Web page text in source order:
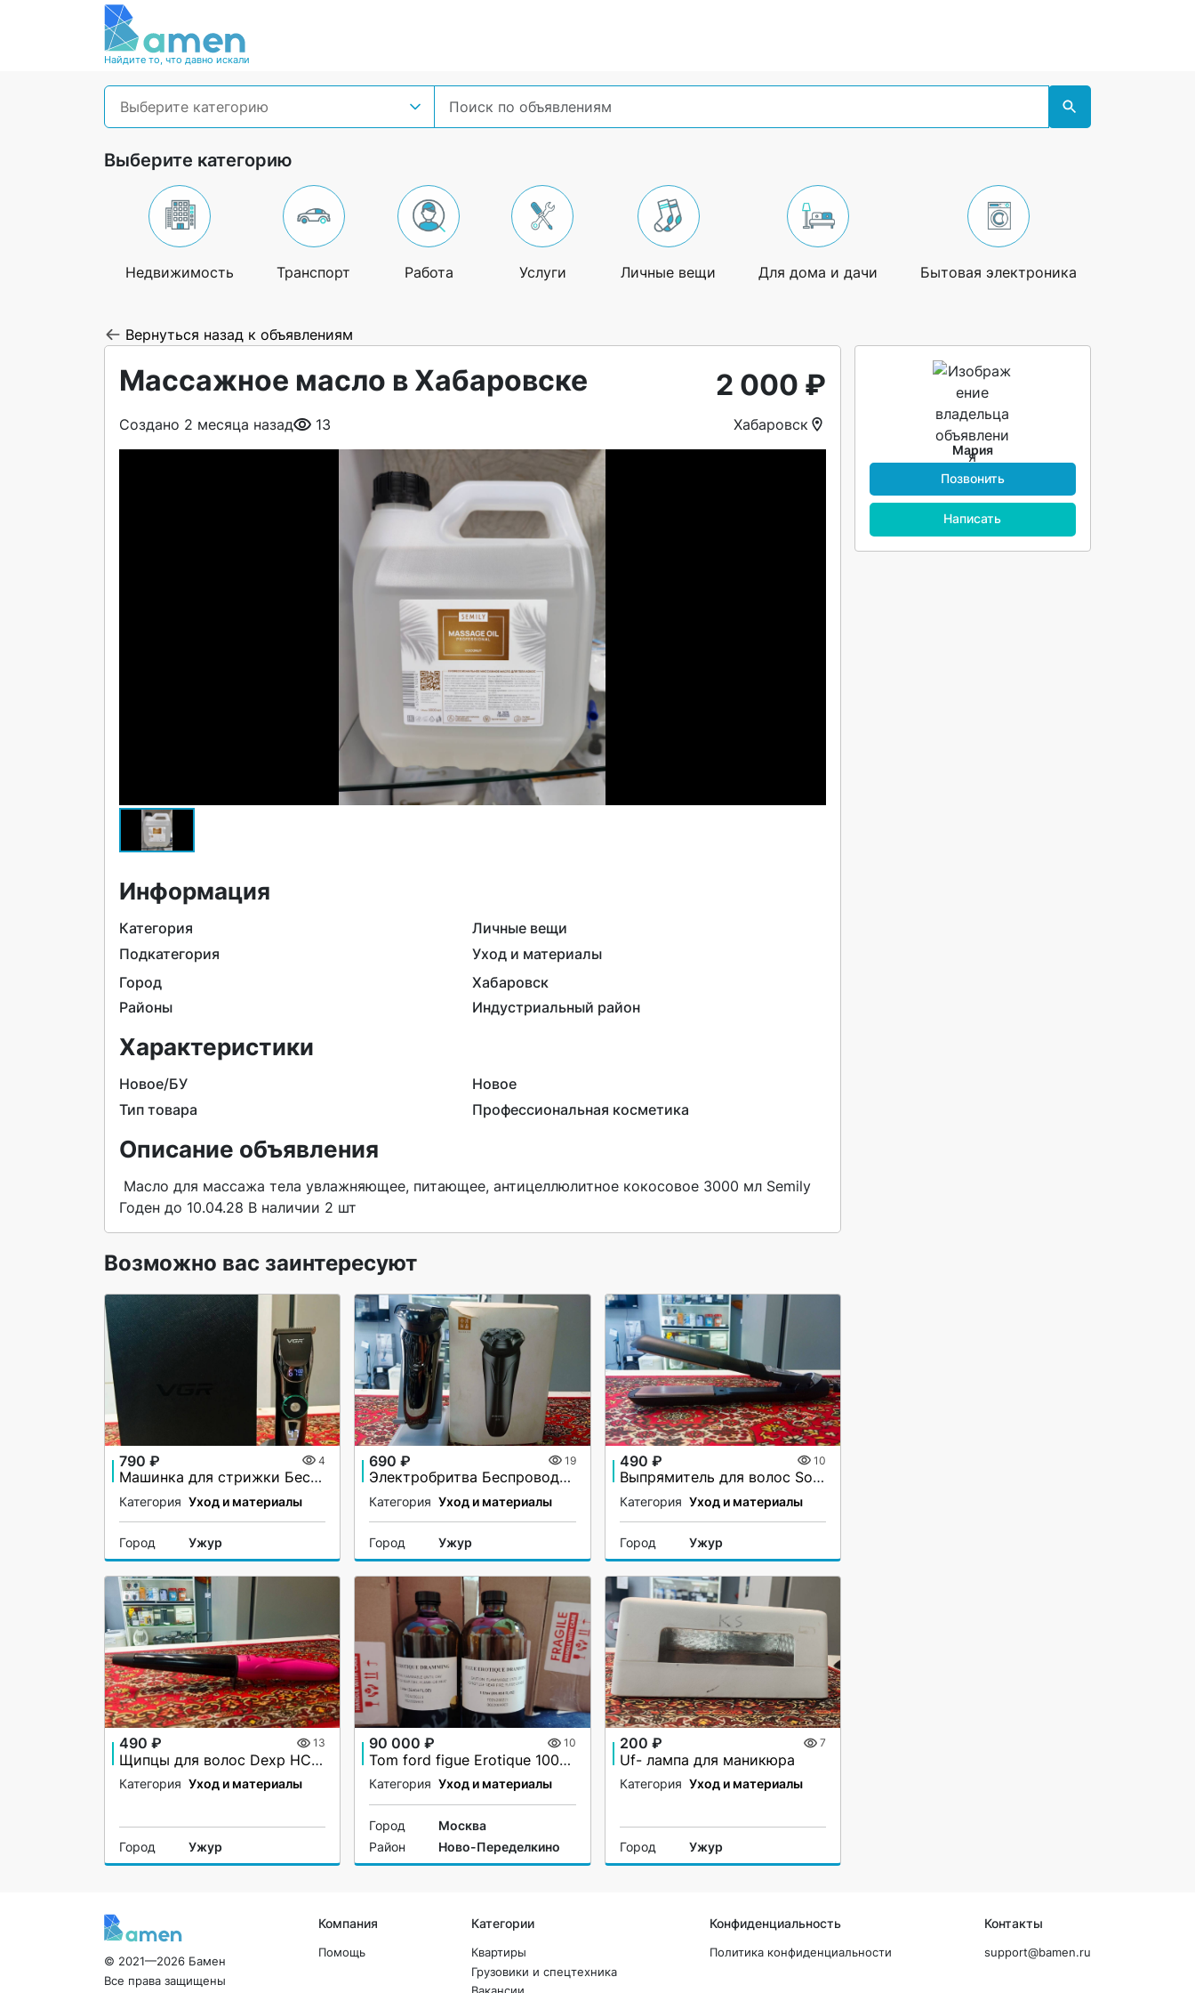
Найдите то, что давно искали
Выберите категорию
Выберите категорию
Недвижимость Транспорт Работа Услуги Личные вещи Для дома и дачи Бытовая электроника
Вернуться назад к объявлениям
Массажное масло в Хабаровске 2 000 ₽
Создано 2 месяца назад 13 Хабаровск
Информация
Категория
Личные вещи
Подкатегория
Уход и материалы
Город
Хабаровск
Районы
Индустриальный район
Характеристики
Новое/БУ
Новое
Тип товара
Профессиональная косметика
Описание объявления
Годен до 10.04.28 В наличии 2 шт
Возможно вас заинтересуют
790 ₽ 4
Машинка для стрижки Беспроводная VGA V-256
Категория Уход и материалы
Город Ужур
690 ₽ 19
Электробритва Беспроводная Pinjing ES3
Категория Уход и материалы
Город Ужур
490 ₽ 10
Выпрямитель для волос Sonar
Категория Уход и материалы
Город Ужур
490 ₽ 13
Щипцы для волос Dexp HC-1933
Категория Уход и материалы
Город Ужур
90 000 ₽ 10
Tom ford figue Erotique 1000ml
Категория Уход и материалы
Город
Москва
Район
Ново-Переделкино
200 ₽ 7
Uf- лампа для маникюра
Категория Уход и материалы
Город Ужур
Мария
Позвонить
Написать
© 2021—2026 Бамен
Все права защищены
Компания
Помощь
Категории
Квартиры
Грузовики и спецтехника
Конфиденциальность
Политика конфиденциальности
Контакты
support@bamen.ru